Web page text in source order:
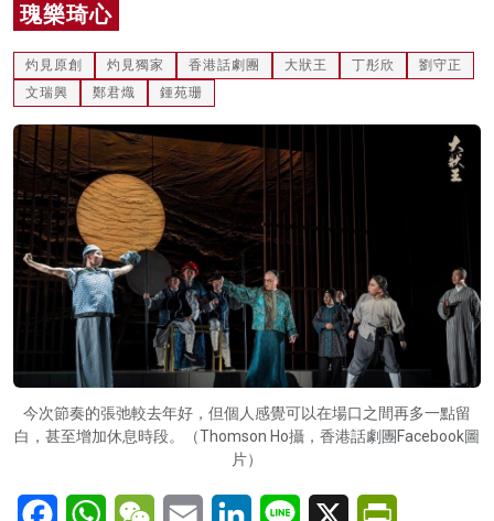
關於我們
瑰樂琦心
灼見原創 灼見獨家 香港話劇團 大狀王 丁彤欣
劉守正
文瑞興
鄭君熾 鍾苑珊
今次節奏的張弛較去年好，但個人感覺可以在場口之間再多一點留
白，甚至增加休息時段。（Thomson Ho攝，香港話劇團Facebook圖
片）
FacebookWhatsAppWeChatEmail LinkedInLine X